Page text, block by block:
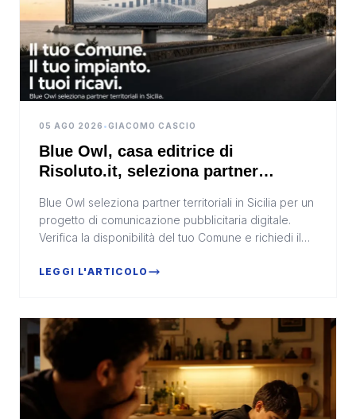
05 AGO 2026 •GIACOMO CASCIO
Blue Owl, casa editrice di
Risoluto.it, seleziona partner
digitale in Sicilia
Blue Owl seleziona partner territoriali in Sicilia per un
progetto di comunicazione pubblicitaria digitale.
Verifica la disponibilità del tuo Comune e richiedi il
LEGGI L'ARTICOLO